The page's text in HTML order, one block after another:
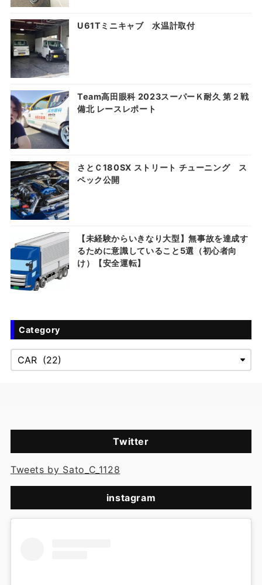
U61Tミニキャブ 水温計取付
Team高田眼科 2023スーパーＫ耐久 第２戦
備北 レースレポート
さとＣ180SX ストリート チューニング ス
ペック公開
【未経験からいきなり大型】無事故を達成す
るために意識していること5選（初心者向
け）【安全運転】
Category
Twitter
Tweets by Sato_C_1128
instagram